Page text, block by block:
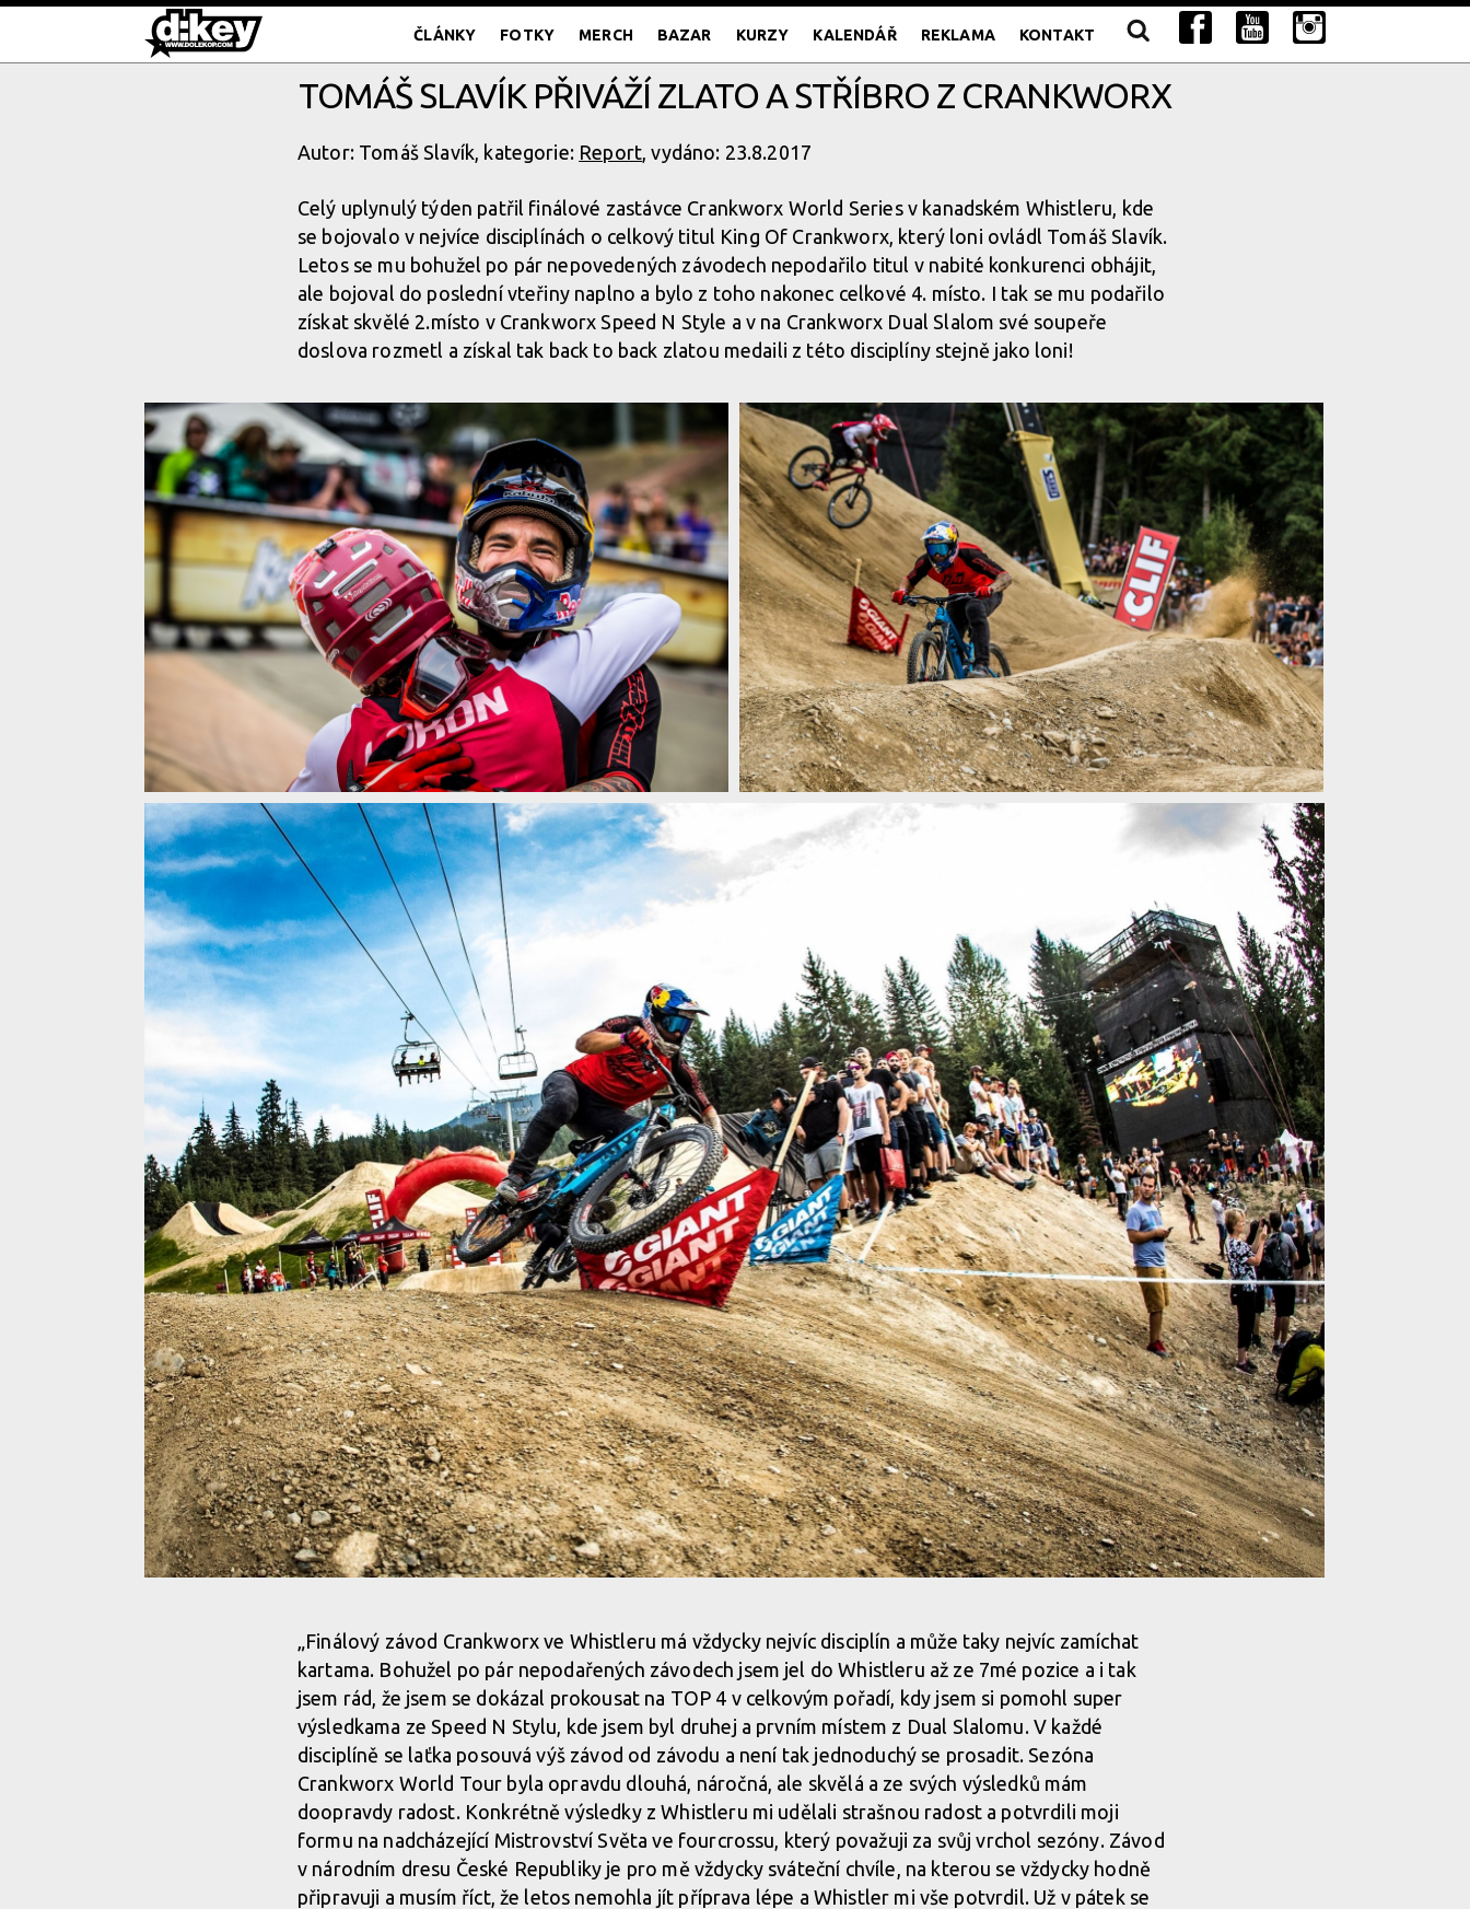
ČLÁNKY FOTKY MERCH BAZAR KURZY KALENDÁŘ REKLAMA KONTAKT
TOMÁŠ SLAVÍK PŘIVÁŽÍ ZLATO A STŘÍBRO Z CRANKWORX
Autor: Tomáš Slavík, kategorie: Report, vydáno: 23.8.2017
Celý uplynulý týden patřil finálové zastávce Crankworx World Series v kanadském Whistleru, kde
se bojovalo v nejvíce disciplínách o celkový titul King Of Crankworx, který loni ovládl Tomáš Slavík.
Letos se mu bohužel po pár nepovedených závodech nepodařilo titul v nabité konkurenci obhájit,
ale bojoval do poslední vteřiny naplno a bylo z toho nakonec celkové 4. místo. I tak se mu podařilo
získat skvělé 2.místo v Crankworx Speed N Style a v na Crankworx Dual Slalom své soupeře
doslova rozmetl a získal tak back to back zlatou medaili z této disciplíny stejně jako loni!
Tomáš Slavík přiváží zlato a stříbro z Crankworx
Tomáš Slavík přiváží zlato a stříbro z Crankworx
Tomáš Slavík přiváží zlato a stříbro z Crankworx
Tomáš Slavík přiváží zlato a stříbro z Crankworx
„Finálový závod Crankworx ve Whistleru má vždycky nejvíc disciplín a může taky nejvíc zamíchat
kartama. Bohužel po pár nepodařených závodech jsem jel do Whistleru až ze 7mé pozice a i tak
jsem rád, že jsem se dokázal prokousat na TOP 4 v celkovým pořadí, kdy jsem si pomohl super
výsledkama ze Speed N Stylu, kde jsem byl druhej a prvním místem z Dual Slalomu. V každé
disciplíně se laťka posouvá výš závod od závodu a není tak jednoduchý se prosadit. Sezóna
Crankworx World Tour byla opravdu dlouhá, náročná, ale skvělá a ze svých výsledků mám
doopravdy radost. Konkrétně výsledky z Whistleru mi udělali strašnou radost a potvrdili moji
formu na nadcházející Mistrovství Světa ve fourcrossu, který považuji za svůj vrchol sezóny. Závod
v národním dresu České Republiky je pro mě vždycky sváteční chvíle, na kterou se vždycky hodně
připravuji a musím říct, že letos nemohla jít příprava lépe a Whistler mi vše potvrdil. Už v pátek se